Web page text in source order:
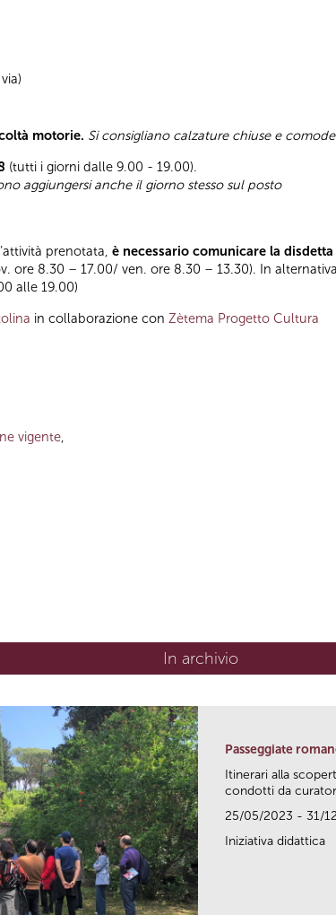
motorie. Si consigliano calzature chiuse e
(tutti i giorni dalle 9.00 - 19.00).
aggiungersi anche il giorno stesso sul posto
prenotata, è necessario comunicare la
ore 8.30 – 17.00/ ven. ore 8.30 – 13.30). In
alle 19.00)
in collaborazione con Zètema Progetto Cultura
vigente,
In archivio
Passeggiate
Itinerari alla
condotti da
25/05/2023 - 31/
Iniziativa didattica